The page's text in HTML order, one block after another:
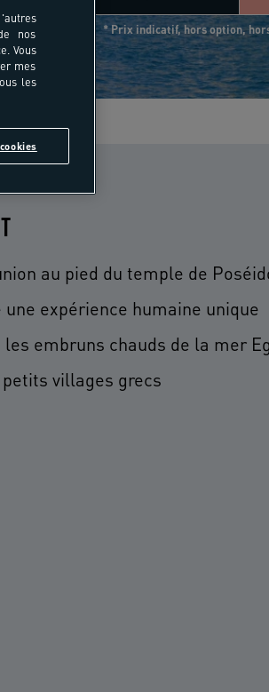
* Prix indicatif, hors option,
au pied du temple de
expérience humaine unique
embruns chauds de la mer
villages grecs
nos
Vous
mes
les